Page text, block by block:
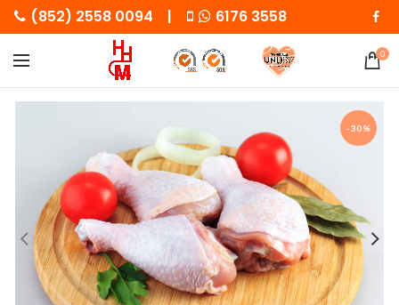
(852) 2558 0094 | 6176 3558
0
-30%